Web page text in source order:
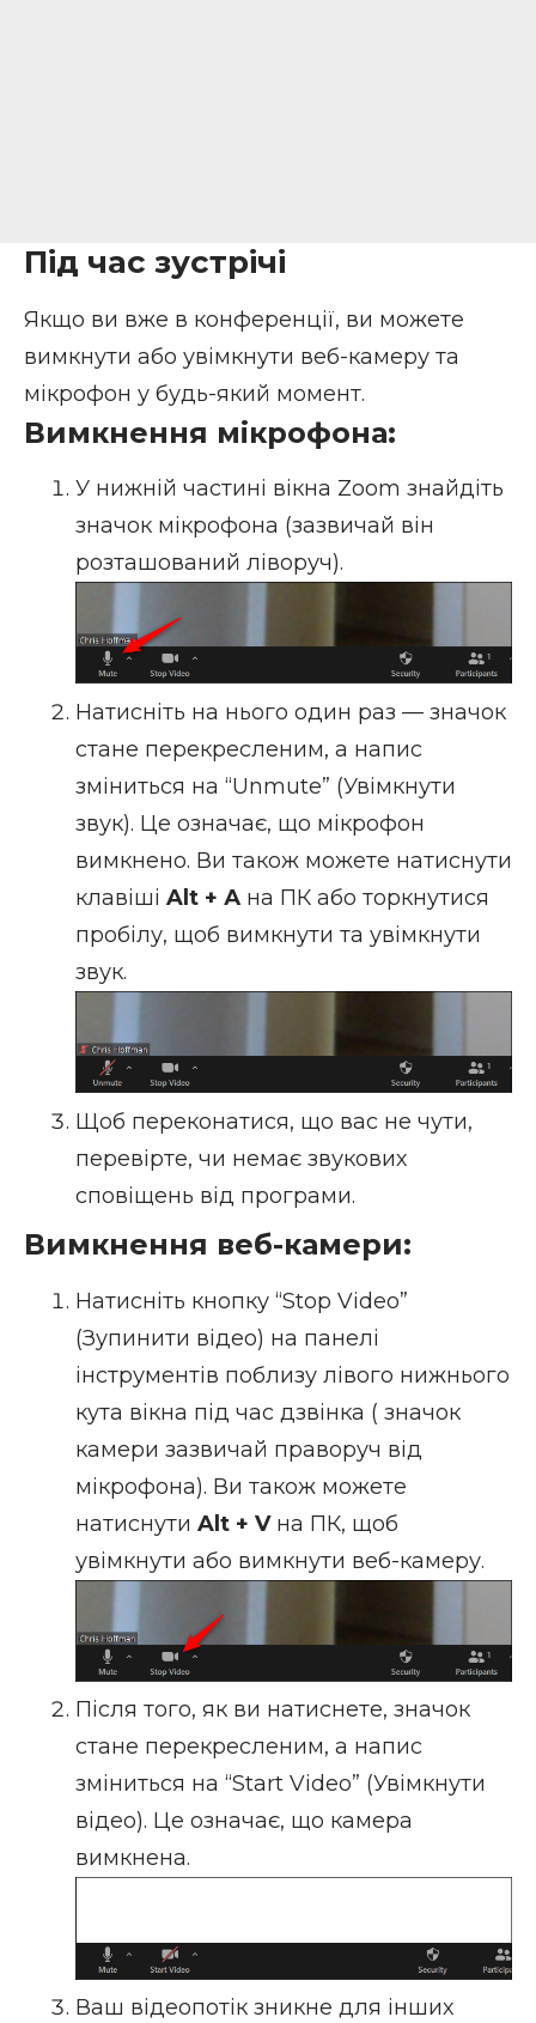
Під час зустрічі
Якщо ви вже в конференції, ви можете
вимкнути або увімкнути веб-камеру та
мікрофон у будь-який момент.
Вимкнення мікрофона:
У нижній частині вікна Zoom знайдіть
значок мікрофона (зазвичай він
розташований ліворуч).
Натисніть на нього один раз — значок
стане перекресленим, а напис
зміниться на “Unmute” (Увімкнути
звук). Це означає, що мікрофон
вимкнено. Ви також можете натиснути
клавіші Alt + Ана ПК або торкнутися
пробілу, щоб вимкнути та увімкнути
звук.
Щоб переконатися, що вас не чути,
перевірте, чи немає звукових
сповіщень від програми.
Вимкнення веб-камери:
Натисніть кнопку “Stop Video”
(Зупинити відео) на панелі
інструментів поблизу лівого нижнього
кута вікна під час дзвінка ( значок
камери зазвичай праворуч від
мікрофона). Ви також можете
натиснути Alt + Vна ПК, щоб
увімкнути або вимкнути веб-камеру.
Після того, як ви натиснете, значок
стане перекресленим, а напис
зміниться на “Start Video” (Увімкнути
відео). Це означає, що камера
вимкнена.
Ваш відеопотік зникне для інших